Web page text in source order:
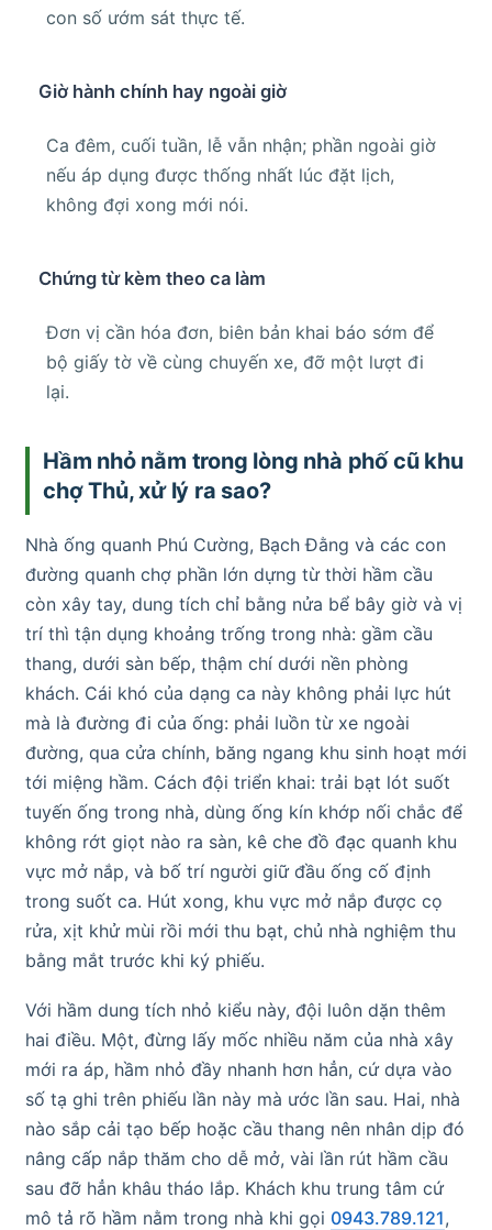
con số ướm sát thực tế.
Giờ hành chính hay ngoài giờ
Ca đêm, cuối tuần, lễ vẫn nhận; phần ngoài giờ
nếu áp dụng được thống nhất lúc đặt lịch,
không đợi xong mới nói.
Chứng từ kèm theo ca làm
Đơn vị cần hóa đơn, biên bản khai báo sớm để
bộ giấy tờ về cùng chuyến xe, đỡ một lượt đi
lại.
Hầm nhỏ nằm trong lòng nhà phố cũ khu
chợ Thủ, xử lý ra sao?
Nhà ống quanh Phú Cường, Bạch Đằng và các con
đường quanh chợ phần lớn dựng từ thời hầm cầu
còn xây tay, dung tích chỉ bằng nửa bể bây giờ và vị
trí thì tận dụng khoảng trống trong nhà: gầm cầu
thang, dưới sàn bếp, thậm chí dưới nền phòng
khách. Cái khó của dạng ca này không phải lực hút
mà là đường đi của ống: phải luồn từ xe ngoài
đường, qua cửa chính, băng ngang khu sinh hoạt mới
tới miệng hầm. Cách đội triển khai: trải bạt lót suốt
tuyến ống trong nhà, dùng ống kín khớp nối chắc để
không rớt giọt nào ra sàn, kê che đồ đạc quanh khu
vực mở nắp, và bố trí người giữ đầu ống cố định
trong suốt ca. Hút xong, khu vực mở nắp được cọ
rửa, xịt khử mùi rồi mới thu bạt, chủ nhà nghiệm thu
bằng mắt trước khi ký phiếu.
Với hầm dung tích nhỏ kiểu này, đội luôn dặn thêm
hai điều. Một, đừng lấy mốc nhiều năm của nhà xây
mới ra áp, hầm nhỏ đầy nhanh hơn hẳn, cứ dựa vào
số tạ ghi trên phiếu lần này mà ước lần sau. Hai, nhà
nào sắp cải tạo bếp hoặc cầu thang nên nhân dịp đó
nâng cấp nắp thăm cho dễ mở, vài lần rút hầm cầu
sau đỡ hẳn khâu tháo lắp. Khách khu trung tâm cứ
mô tả rõ hầm nằm trong nhà khi gọi 0943.789.121,